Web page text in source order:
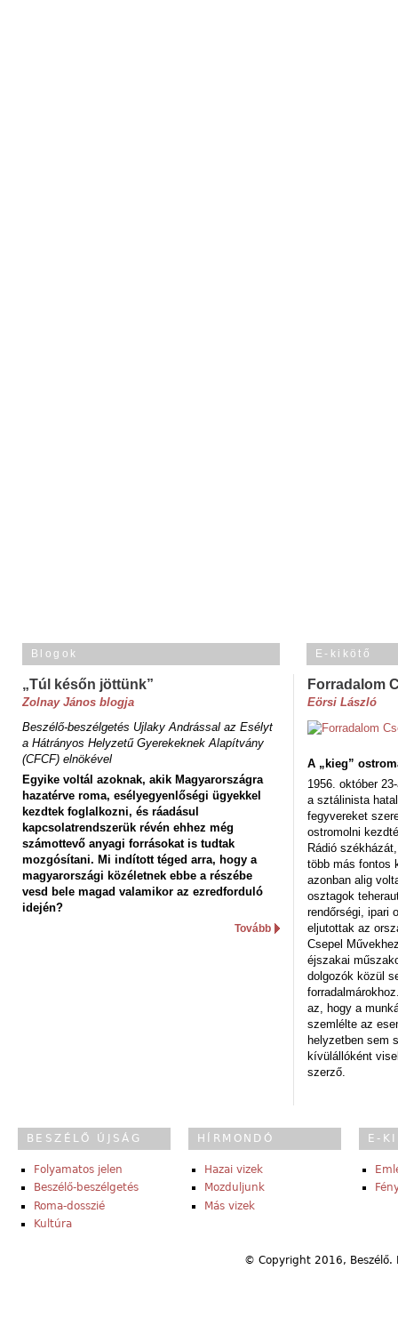
Blogok
„Túl későn jöttünk”
Zolnay János blogja
Beszélő-beszélgetés Ujlaky Andrással az Esélyt
a Hátrányos Helyzetű Gyerekeknek Alapítvány
(CFCF) elnökével
Egyike voltál azoknak, akik Magyarországra
hazatérve roma, esélyegyenlőségi ügyekkel
kezdtek foglalkozni, és ráadásul
kapcsolatrendszerük révén ehhez még
számottevő anyagi forrásokat is tudtak
mozgósítani. Mi indított téged arra, hogy a
magyarországi közéletnek ebbe a részébe
vesd bele magad valamikor az ezredforduló
idején?
Tovább
E-kikötő
Forradalom
Eörsi László
A „kieg”
1956. október
a sztálinista
fegyvereket
ostromolni
Rádió
több más fontos
azonban alig
osztagok
rendőrségi, ipari
eljutottak az
Csepel
éjszakai
dolgozók közül
az, hogy a
szemlélte az
helyzetben sem
kívülállóként
szerző.
BESZÉLŐ ÚJSÁG
Folyamatos jelen
Beszélő-beszélgetés
Roma-dosszié
Kultúra
HÍRMONDÓ
Hazai vizek
Mozduljunk
Más vizek
E-
© Copyright 2016,